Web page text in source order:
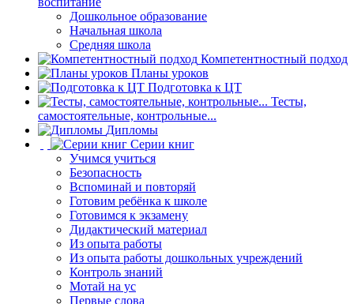
Дошкольное образование
Начальная школа
Средняя школа
Компетентностный подход
Планы уроков
Подготовка к ЦТ
Тесты,
самостоятельные, контрольные...
Дипломы
Серии книг
Учимся учиться
Безопасность
Вспоминай и повторяй
Готовим ребёнка к школе
Готовимся к экзамену
Дидактический материал
Из опыта работы
Из опыта работы дошкольных учреждений
Контроль знаний
Мотай на ус
Первые слова